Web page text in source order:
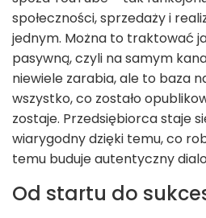
społeczności, sprzedaży i
jednym. Można to traktować
pasywną, czyli na samym
niewiele zarabia, ale to baza
wszystko, co zostało
zostaje. Przedsiębiorca staje
wiarygodny dzięki temu, co
temu buduje autentyczny
Od startu do